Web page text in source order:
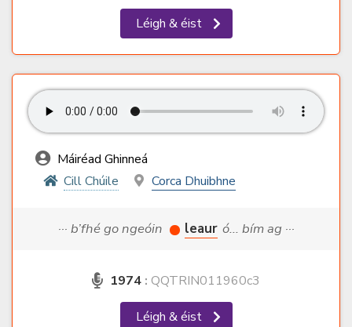
Léigh & éist
Máiréad Ghinneá
Cill Chúile
Corca Dhuibhne
··· b’fhé go ngeóin leaur ó... bím ag ···
1974 : QQTRIN011960c3
Léigh & éist